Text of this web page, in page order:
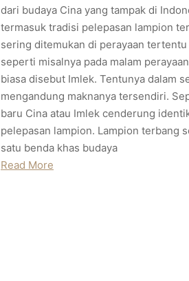
dari budaya Cina yang tampak di
termasuk tradisi pelepasan lampion
sering ditemukan di perayaan tertentu
seperti misalnya pada malam
biasa disebut Imlek. Tentunya dalam
mengandung maknanya tersendiri.
baru Cina atau Imlek cenderung
pelepasan lampion. Lampion terbang
satu benda khas budaya
Read More